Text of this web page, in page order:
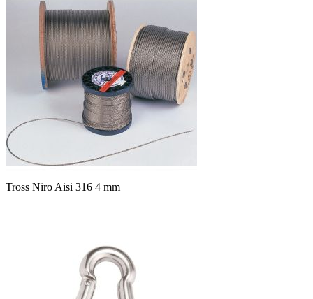
Tross Niro Aisi 316 4 mm